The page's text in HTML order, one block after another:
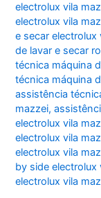
electrolux vila
electrolux vila
e secar electrolux
de lavar e secar
técnica máquina
técnica máquina
assistência
mazzei,
electrolux vila
electrolux vila
electrolux vila
by side electrolux
electrolux vila